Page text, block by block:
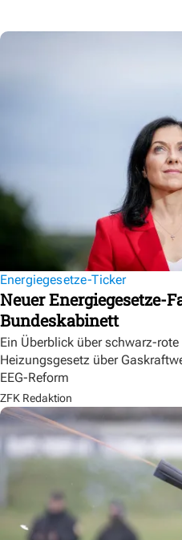
Energiegesetze-Ticker
Neuer Energiegesetze-
Bundeskabinett
Ein Überblick über schwarz-
Heizungsgesetz über
EEG-Reform
ZFK Redaktion